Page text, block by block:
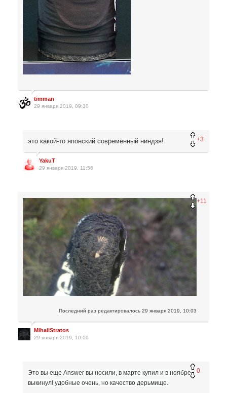
timman
29 января 2019, 09:30
+3
это какой-то японский современный ниндзя!
YakuT
29 января 2019, 11:56
+11
Последний раз редактировалось 29 января 2019, 10:03
MihailStratos
29 января 2019, 10:00
0
Это вы еще Answer вы носили, в марте купил и в ноябре
выкинул! удобные очень, но качество дерьмище.